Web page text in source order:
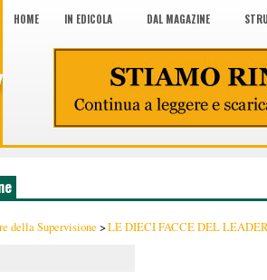
HOME IN EDICOLA DAL MAGAZINE
della Supervisione >LE DIECI FACCE DEL